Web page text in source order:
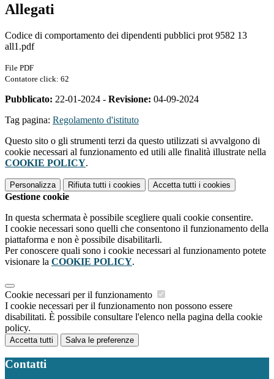
Allegati
Codice di comportamento dei dipendenti pubblici prot 9582 13
all1.pdf
File PDF
Contatore click: 62
Pubblicato: 22-01-2024 - Revisione: 04-09-2024
Tag pagina: Regolamento d'istituto
Questo sito o gli strumenti terzi da questo utilizzati si avvalgono di
cookie necessari al funzionamento ed utili alle finalità illustrate nella
COOKIE POLICY.
Personalizza Rifiuta tutti i cookies Accetta tutti i cookies
Gestione cookie
In questa schermata è possibile scegliere quali cookie consentire.
I cookie necessari sono quelli che consentono il funzionamento della
piattaforma e non è possibile disabilitarli.
Per conoscere quali sono i cookie necessari al funzionamento potete
visionare la COOKIE POLICY.
Cookie necessari per il funzionamento
I cookie necessari per il funzionamento non possono essere
disabilitati. È possibile consultare l'elenco nella pagina della cookie
policy.
Accetta tutti Salva le preferenze
Contatti